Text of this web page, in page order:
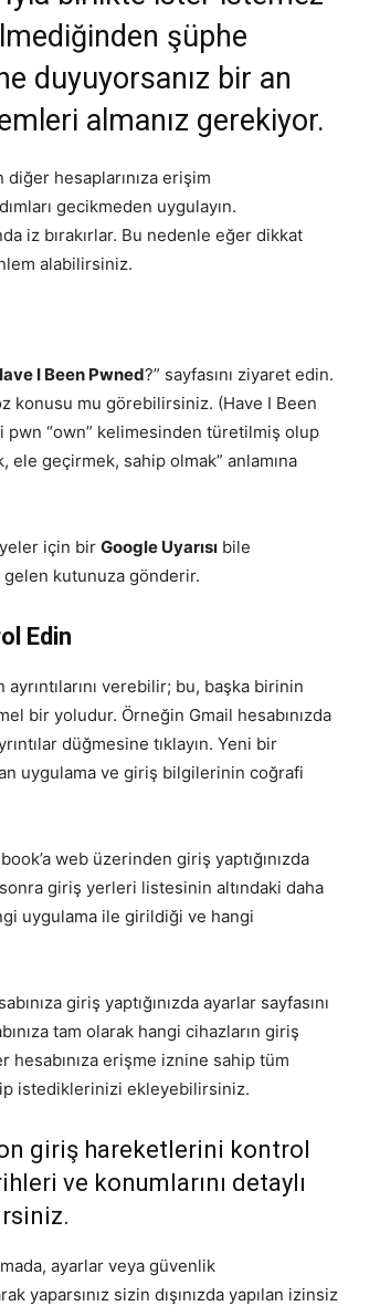
şüphe
duyuyorsanız bir an
almanız gerekiyor.
hesaplarınıza erişim
gecikmeden uygulayın.
iz bırakırlar. Bu nedenle eğer dikkat
alabilirsiniz.
I Been Pwned?” sayfasını ziyaret edin.
konusu mu görebilirsiniz. (Have I Been
pwn “own” kelimesinden türetilmiş olup
ele geçirmek, sahip olmak” anlamına
için bir Google Uyarısı bile
kutunuza gönderir.
Edin
verebilir; bu, başka birinin
bir yoludur. Örneğin Gmail hesabınızda
düğmesine tıklayın. Yeni bir
uygulama ve giriş bilgilerinin coğrafi
web üzerinden giriş yaptığınızda
sonra giriş yerleri listesinin altındaki daha
uygulama ile girildiği ve hangi
giriş yaptığınızda ayarlar sayfasını
tam olarak hangi cihazların giriş
hesabınıza erişme iznine sahip tüm
istediklerinizi ekleyebilirsiniz.
giriş hareketlerini kontrol
ve konumlarını detaylı
ayarlar veya güvenlik
sizin dışınızda yapılan izinsiz